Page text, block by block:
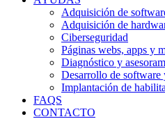
Adquisición de
Adquisición de
Ciberseguridad
Páginas webs, apps y
Diagnóstico y
Desarrollo de software
Implantación de
FAQS
CONTACTO